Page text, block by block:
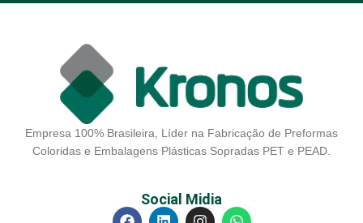
Empresa 100% Brasileira, Líder na Fabricação de Preformas
Coloridas e Embalagens Plásticas Sopradas PET e PEAD.
Social Midia